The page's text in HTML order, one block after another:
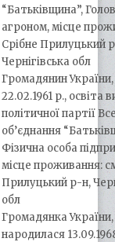
“Батьківщина”,
агроном, місце
Срібне Прилуцький
Чернігівська обл
Громадянин
22.02.1961 р., освіта
політичної партії
об’єднання
Фізична особа
місце проживання:
Прилуцький р-н,
обл
Громадянка України,
народилася